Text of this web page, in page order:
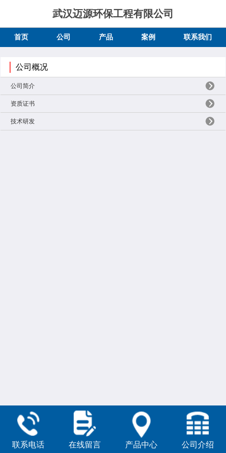
武汉迈源环保工程有限公司
首页 公司 产品 案例 联系我们
公司概况
公司简介
资质证书
技术研发
联系电话 在线留言 产品中心 公司介绍